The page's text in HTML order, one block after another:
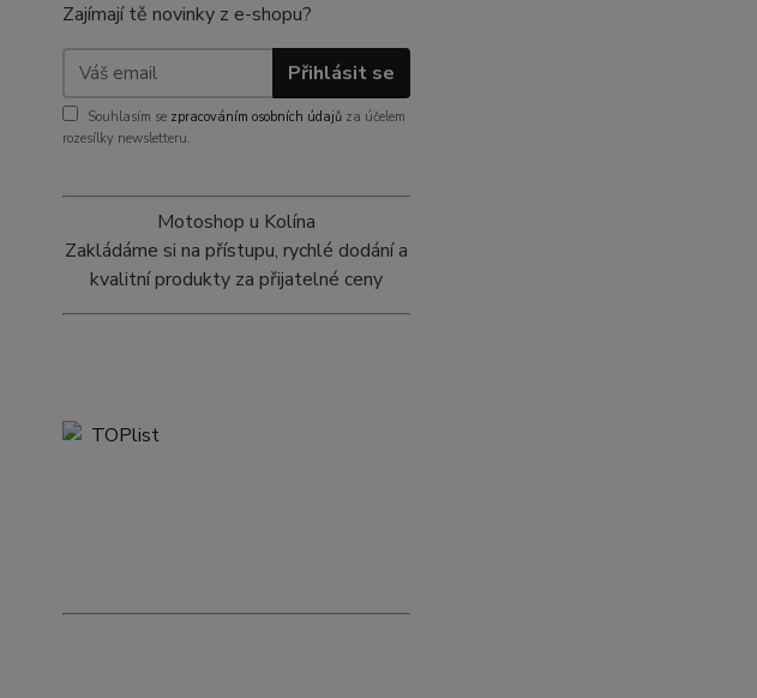
Zajímají tě novinky z e-shopu?
Přihlásit se
Souhlasím se zpracováním osobních údajů za účelem
rozesílky newsletteru.
Motoshop u Kolína
Zakládáme si na přístupu, rychlé dodání a
kvalitní produkty za přijatelné ceny